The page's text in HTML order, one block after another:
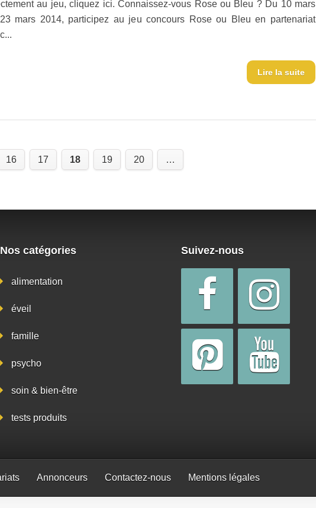
au jeu, cliquez ici. Connaissez-vous Rose ou Bleu ? Du 10 mars
mars 2014, participez au jeu concours Rose ou Bleu en partenariat
Lire la suite
16 17 18 19 20
…
Nos catégories
alimentation
éveil
famille
psycho
soin & bien-être
tests produits
Suivez-nous
Annonceurs Contactez-nous Mentions légales